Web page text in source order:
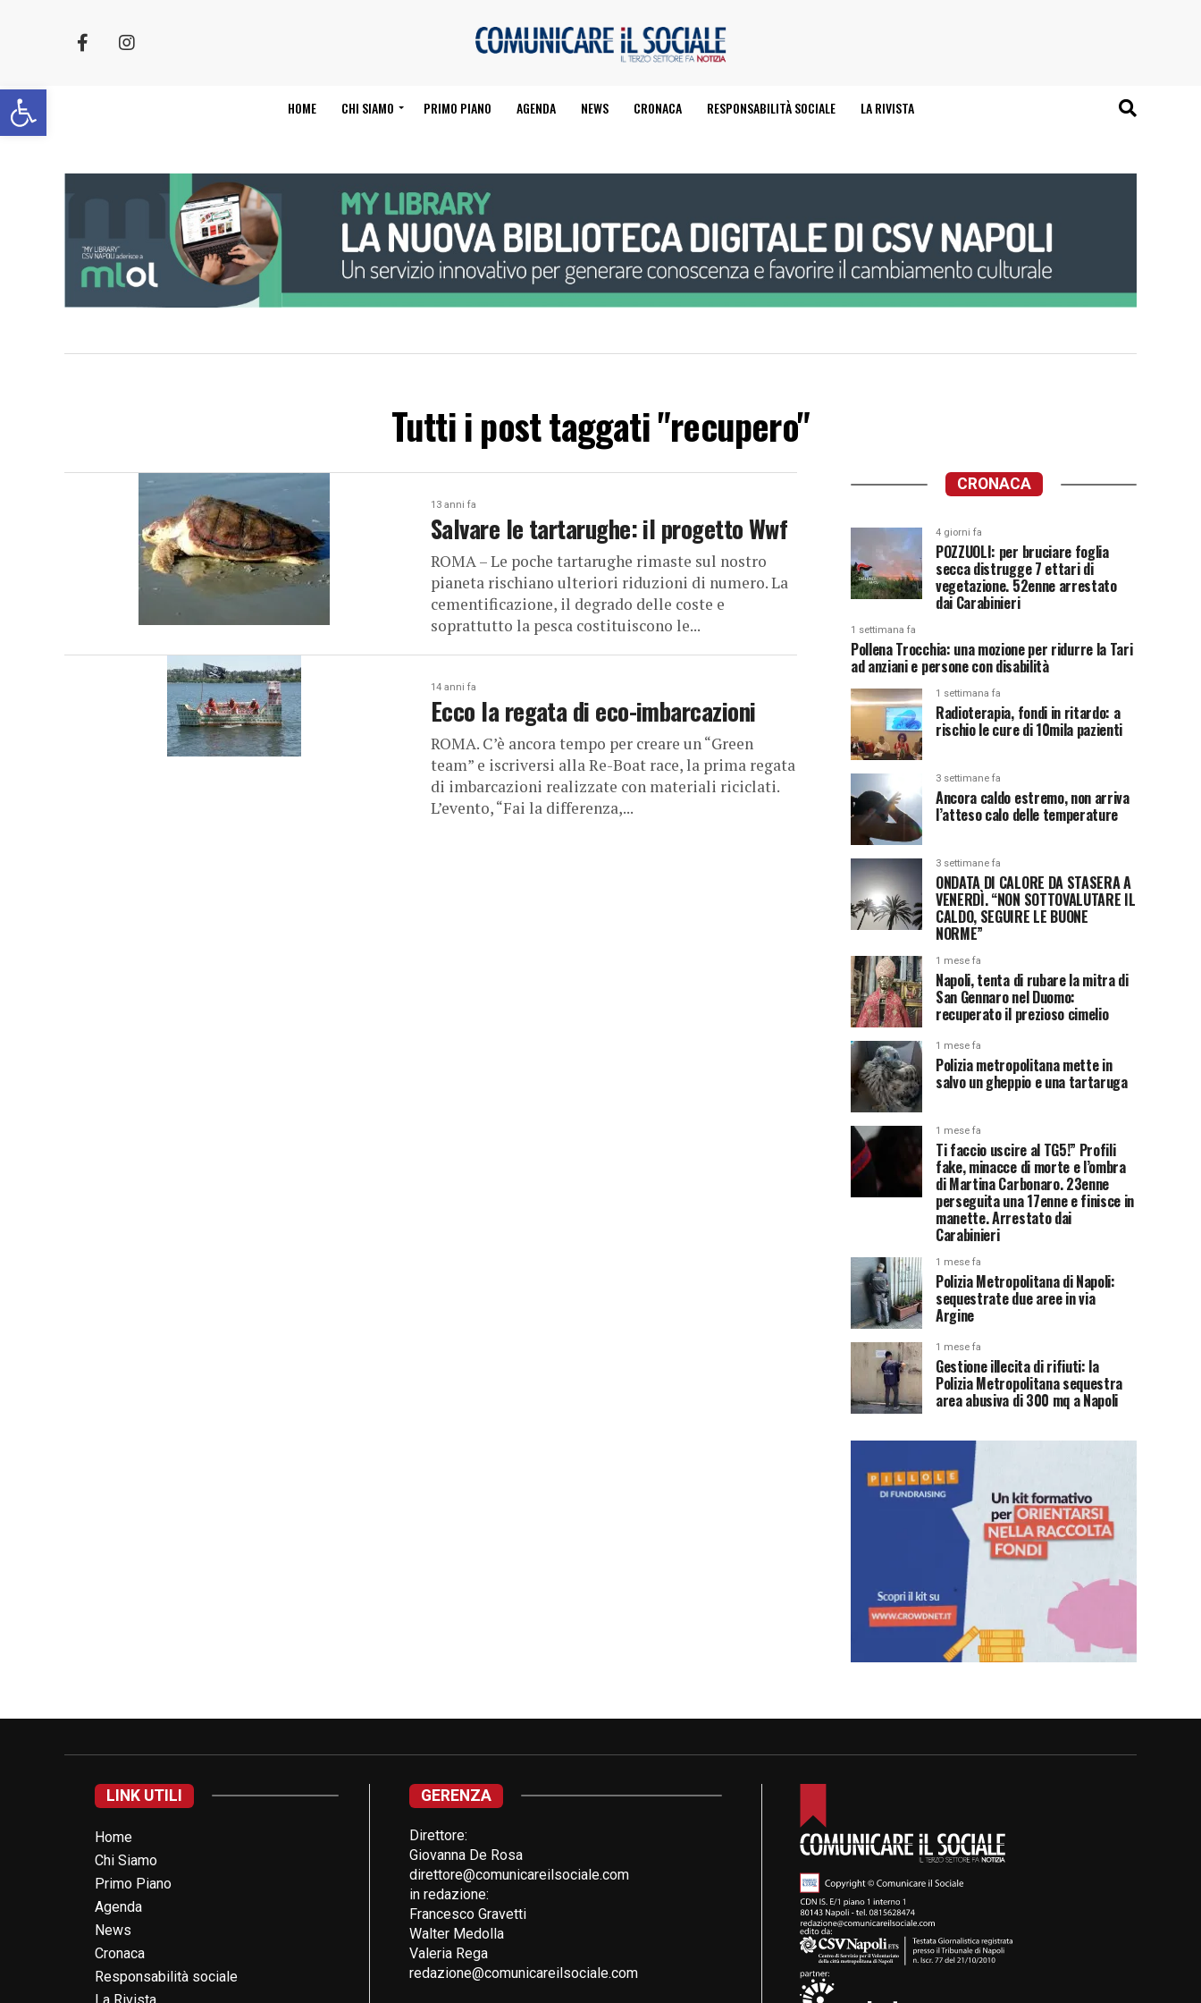
Apri la barra degli strumenti HOME CHI SIAMO PRIMO PIANO AGENDA NEWS CRONACA RESPONSABILITÀ SOCIALE LA RIVISTA
Tutti i post taggati "recupero"
13 anni fa
Salvare le tartarughe: il progetto Wwf
ROMA – Le poche tartarughe rimaste sul nostro
pianeta rischiano ulteriori riduzioni di numero. La
cementificazione, il degrado delle coste e
soprattutto la pesca costituiscono le...
14 anni fa
Ecco la regata di eco-imbarcazioni
ROMA. C’è ancora tempo per creare un “Green
team” e iscriversi alla Re-Boat race, la prima regata
di imbarcazioni realizzate con materiali riciclati.
L’evento, “Fai la differenza,...
CRONACA
4 giorni fa
POZZUOLI: per bruciare foglia
secca distrugge 7 ettari di
vegetazione. 52enne arrestato
dai Carabinieri
1 settimana fa
Pollena Trocchia: una mozione per ridurre la Tari
ad anziani e persone con disabilità
1 settimana fa
Radioterapia, fondi in ritardo: a
rischio le cure di 10mila pazienti
3 settimane fa
Ancora caldo estremo, non arriva
l’atteso calo delle temperature
3 settimane fa
ONDATA DI CALORE DA STASERA A
VENERDÌ. “NON SOTTOVALUTARE IL
CALDO, SEGUIRE LE BUONE
NORME”
1 mese fa
Napoli, tenta di rubare la mitra di
San Gennaro nel Duomo:
recuperato il prezioso cimelio
1 mese fa
Polizia metropolitana mette in
salvo un gheppio e una tartaruga
1 mese fa
Ti faccio uscire al TG5!” Profili
fake, minacce di morte e l’ombra
di Martina Carbonaro. 23enne
perseguita una 17enne e finisce in
manette. Arrestato dai
Carabinieri
1 mese fa
Polizia Metropolitana di Napoli:
sequestrate due aree in via
Argine
1 mese fa
Gestione illecita di rifiuti: la
Polizia Metropolitana sequestra
area abusiva di 300 mq a Napoli
LINK UTILI
Home
Chi Siamo
Primo Piano
Agenda
News
Cronaca
Responsabilità sociale
GERENZA
Direttore:
Giovanna De Rosa
direttore@comunicareilsociale.com
in redazione:
Francesco Gravetti
Walter Medolla
Valeria Rega
redazione@comunicareilsociale.com